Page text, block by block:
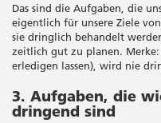
Das sind die Aufgaben, die
eigentlich für unsere Ziele
sie dringlich behandelt
zeitlich gut zu planen.
erledigen lassen), wird nie
3. Aufgaben, die
dringend sind